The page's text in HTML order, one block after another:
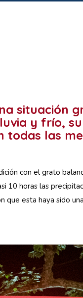
situación
y frío,
las
con el grato
horas las
esta haya sido